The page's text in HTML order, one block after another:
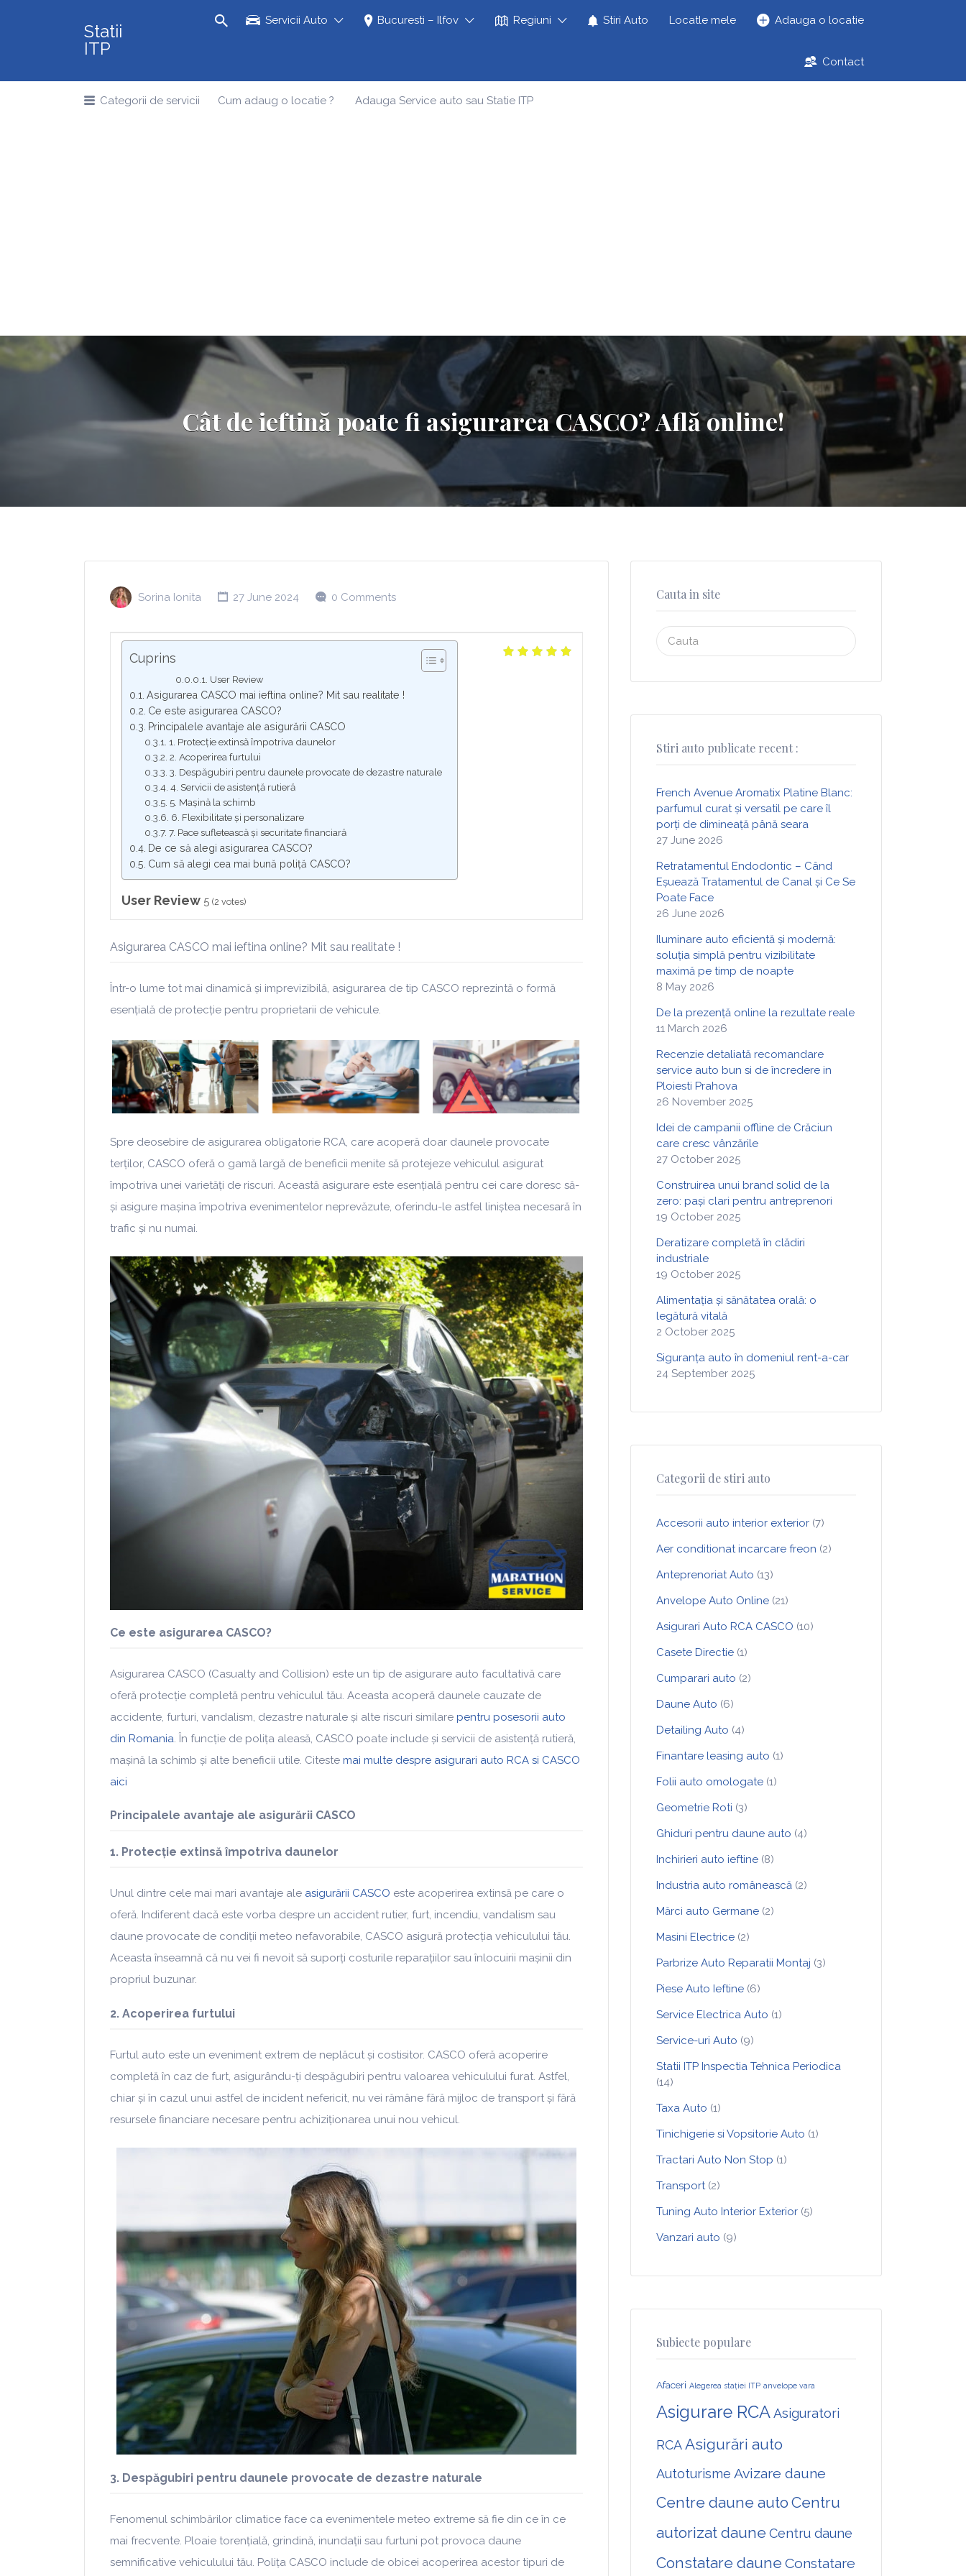
Statii
ITP
Servicii Auto Bucuresti – Ilfov Regiuni Stiri Auto Locatle mele Adauga o locatie
Contact
for:
Categorii de servicii Cum adaug o locatie ? Adauga Service auto sau Statie ITP
Cât de ieftină poate fi asigurarea CASCO? Află online!
Sorina Ionita 27 June 2024 0 Comments
Cuprins
User Review
Asigurarea CASCO mai ieftina online? Mit sau realitate !
Ce este asigurarea CASCO?
Principalele avantaje ale asigurării CASCO
1. Protecție extinsă împotriva daunelor
2. Acoperirea furtului
3. Despăgubiri pentru daunele provocate de dezastre naturale
4. Servicii de asistență rutieră
5. Mașină la schimb
6. Flexibilitate și personalizare
7. Pace sufletească și securitate financiară
De ce să alegi asigurarea CASCO?
Cum să alegi cea mai bună poliță CASCO?
User Review 5 (2 votes)
Asigurarea CASCO mai ieftina online? Mit sau realitate !
Într-o lume tot mai dinamică și imprevizibilă, asigurarea de tip CASCO reprezintă o formă
esențială de protecție pentru proprietarii de vehicule.
Spre deosebire de asigurarea obligatorie RCA, care acoperă doar daunele provocate
terților, CASCO oferă o gamă largă de beneficii menite să protejeze vehiculul asigurat
împotriva unei varietăți de riscuri. Această asigurare este esențială pentru cei care doresc să-
și asigure mașina împotriva evenimentelor neprevăzute, oferindu-le astfel liniștea necesară în
trafic și nu numai.
Ce este asigurarea CASCO?
Asigurarea CASCO (Casualty and Collision) este un tip de asigurare auto facultativă care
oferă protecție completă pentru vehiculul tău. Aceasta acoperă daunele cauzate de
accidente, furturi, vandalism, dezastre naturale și alte riscuri similare pentru posesorii auto
din Romania. În funcție de polița aleasă, CASCO poate include și servicii de asistență rutieră,
mașină la schimb și alte beneficii utile. Citeste mai multe despre asigurari auto RCA si CASCO
aici
Principalele avantaje ale asigurării CASCO
1. Protecție extinsă împotriva daunelor
Unul dintre cele mai mari avantaje ale asigurării CASCO este acoperirea extinsă pe care o
oferă. Indiferent dacă este vorba despre un accident rutier, furt, incendiu, vandalism sau
daune provocate de condiții meteo nefavorabile, CASCO asigură protecția vehiculului tău.
Aceasta înseamnă că nu vei fi nevoit să suporți costurile reparațiilor sau înlocuirii mașinii din
propriul buzunar.
2. Acoperirea furtului
Furtul auto este un eveniment extrem de neplăcut și costisitor. CASCO oferă acoperire
completă în caz de furt, asigurându-ți despăgubiri pentru valoarea vehiculului furat. Astfel,
chiar și în cazul unui astfel de incident nefericit, nu vei rămâne fără mijloc de transport și fără
resursele financiare necesare pentru achiziționarea unui nou vehicul.
3. Despăgubiri pentru daunele provocate de dezastre naturale
Fenomenul schimbărilor climatice face ca evenimentele meteo extreme să fie din ce în ce
mai frecvente. Ploaie torențială, grindină, inundații sau furtuni pot provoca daune
semnificative vehiculului tău. Polița CASCO include de obicei acoperirea acestor tipuri de
Cauta in site
Search
for:
Stiri auto publicate recent :
French Avenue Aromatix Platine Blanc:
parfumul curat și versatil pe care îl
porți de dimineață până seara
27 June 2026
Retratamentul Endodontic – Când
Eșuează Tratamentul de Canal și Ce Se
Poate Face
26 June 2026
Iluminare auto eficientă și modernă:
soluția simplă pentru vizibilitate
maximă pe timp de noapte
8 May 2026
De la prezență online la rezultate reale
11 March 2026
Recenzie detaliată recomandare
service auto bun si de încredere in
Ploiesti Prahova
26 November 2025
Idei de campanii offline de Crăciun
care cresc vânzările
27 October 2025
Construirea unui brand solid de la
zero: pași clari pentru antreprenori
19 October 2025
Deratizare completă în clădiri
industriale
19 October 2025
Alimentația și sănătatea orală: o
legătură vitală
2 October 2025
Siguranța auto în domeniul rent-a-car
24 September 2025
Categorii de stiri auto
Accesorii auto interior exterior (7)
Aer conditionat incarcare freon (2)
Anteprenoriat Auto (13)
Anvelope Auto Online (21)
Asigurari Auto RCA CASCO (10)
Casete Directie (1)
Cumparari auto (2)
Daune Auto (6)
Detailing Auto (4)
Finantare leasing auto (1)
Folii auto omologate (1)
Geometrie Roti (3)
Ghiduri pentru daune auto (4)
Inchirieri auto ieftine (8)
Industria auto românească (2)
Mărci auto Germane (2)
Masini Electrice (2)
Parbrize Auto Reparatii Montaj (3)
Piese Auto Ieftine (6)
Service Electrica Auto (1)
Service-uri Auto (9)
Statii ITP Inspectia Tehnica Periodica
(14)
Taxa Auto (1)
Tinichigerie si Vopsitorie Auto (1)
Tractari Auto Non Stop (1)
Transport(2)
Tuning Auto Interior Exterior (5)
Vanzari auto (9)
Subiecte populare
Afaceri Alegerea stației ITP anvelope vara
Asigurare RCAAsiguratori
RCAAsigurări auto
Autoturisme Avizare daune
Centre daune auto Centru
autorizat daune Centru daune
Constatare daune Constatare